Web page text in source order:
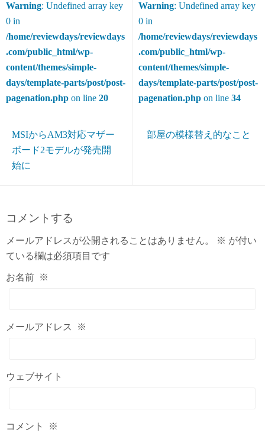
Warning: Undefined array key
0 in
/home/reviewdays/reviewdays
.com/public_html/wp-
content/themes/simple-
days/template-parts/post/post-
pagenation.php on line 20
MSIからAM3対応マザー
ボード2モデルが発売開
始に
Warning: Undefined array key
0 in
/home/reviewdays/reviewdays
.com/public_html/wp-
content/themes/simple-
days/template-parts/post/post-
pagenation.php on line 34
部屋の模様替え的なこと
コメントする
メールアドレスが公開されることはありません。 ※ が付い
ている欄は必須項目です
お名前 ※
メールアドレス ※
ウェブサイト
コメント ※